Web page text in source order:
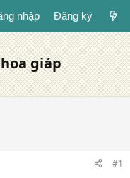
nhập Đăng ký
giáp
#1